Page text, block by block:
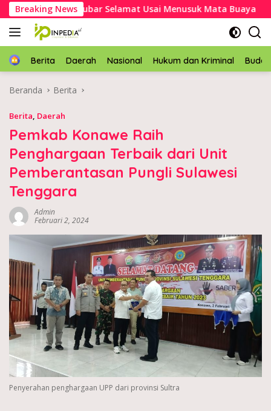
Langsung
ke
konten
Breaking News
Asal Mubar Selamat Usai Menusuk Mata Buaya
HomeBerita Daerah Nasional Hukum dan Kriminal
Beranda Berita
Berita, Daerah
Pemkab Konawe Raih
Penghargaan Terbaik dari Unit
Pemberantasan Pungli Sulawesi
Tenggara
Admin
Februari 2, 2024
Penyerahan penghargaan UPP dari provinsi Sultra